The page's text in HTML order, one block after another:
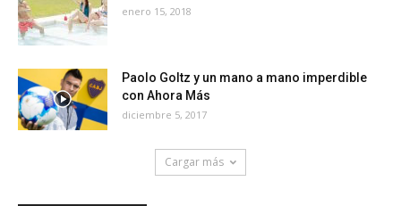
enero 15, 2018
Paolo Goltz y un mano a mano imperdible
con Ahora Más
diciembre 5, 2017
Cargar más